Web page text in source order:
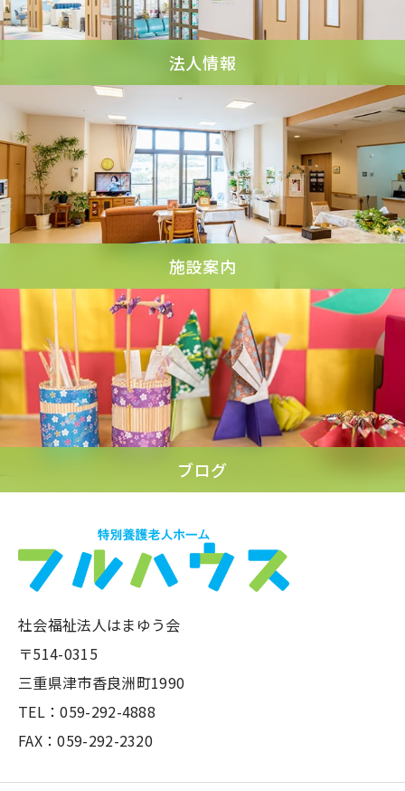
法人情報
施設案内
ブログ
社会福祉法人はまゆう会
〒514-0315
三重県津市香良洲町1990
TEL：059-292-4888
FAX：059-292-2320